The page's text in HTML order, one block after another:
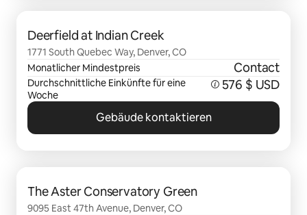
Deerfield at Indian Creek
1771 South Quebec Way, Denver, CO
Monatlicher Mindestpreis
Contact
Durchschnittliche Einkünfte für eine
Woche
576 $ USD
Gebäude kontaktieren
The Aster Conservatory Green
9095 East 47th Avenue, Denver, CO